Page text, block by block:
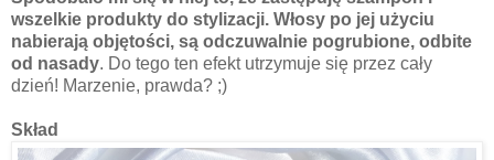
wszelkie produkty do stylizacji. Włosy po jej użyciu
nabierają objętości, są odczuwalnie pogrubione, odbite
od nasady. Do tego ten efekt utrzymuje się przez cały
dzień! Marzenie, prawda? ;)
Skład